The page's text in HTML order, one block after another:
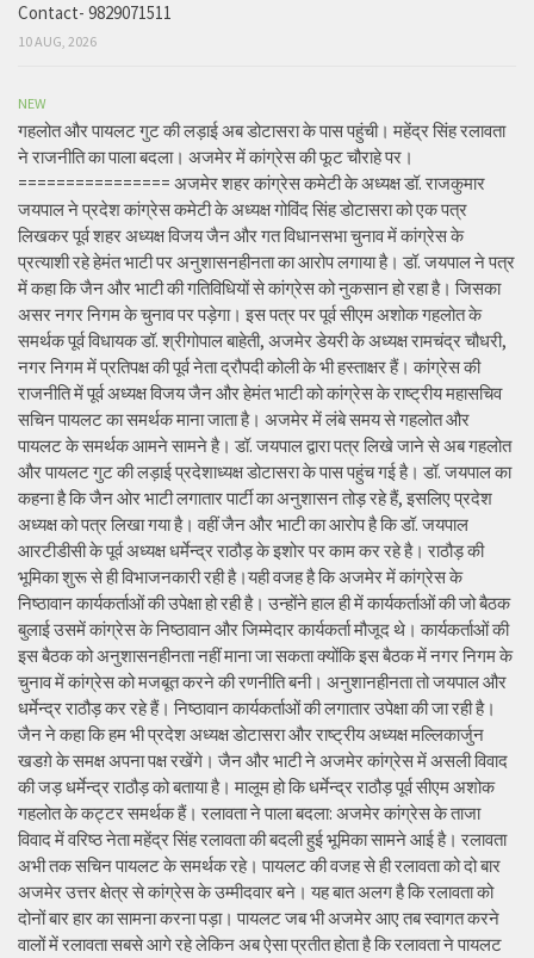
Contact- 9829071511
10 AUG, 2026
NEW
गहलोत और पायलट गुट की लड़ाई अब डोटासरा के पास पहुंची। महेंद्र सिंह रलावता
ने राजनीति का पाला बदला। अजमेर में कांग्रेस की फूट चौराहे पर।
================ अजमेर शहर कांग्रेस कमेटी के अध्यक्ष डॉ. राजकुमार
जयपाल ने प्रदेश कांग्रेस कमेटी के अध्यक्ष गोविंद सिंह डोटासरा को एक पत्र
लिखकर पूर्व शहर अध्यक्ष विजय जैन और गत विधानसभा चुनाव में कांग्रेस के
प्रत्याशी रहे हेमंत भाटी पर अनुशासनहीनता का आरोप लगाया है। डॉ. जयपाल ने पत्र
में कहा कि जैन और भाटी की गतिविधियों से कांग्रेस को नुकसान हो रहा है। जिसका
असर नगर निगम के चुनाव पर पड़ेगा। इस पत्र पर पूर्व सीएम अशोक गहलोत के
समर्थक पूर्व विधायक डॉ. श्रीगोपाल बाहेती, अजमेर डेयरी के अध्यक्ष रामचंद्र चौधरी,
नगर निगम में प्रतिपक्ष की पूर्व नेता द्रौपदी कोली के भी हस्ताक्षर हैं। कांग्रेस की
राजनीति में पूर्व अध्यक्ष विजय जैन और हेमंत भाटी को कांग्रेस के राष्ट्रीय महासचिव
सचिन पायलट का समर्थक माना जाता है। अजमेर में लंबे समय से गहलोत और
पायलट के समर्थक आमने सामने है। डॉ. जयपाल द्वारा पत्र लिखे जाने से अब गहलोत
और पायलट गुट की लड़ाई प्रदेशाध्यक्ष डोटासरा के पास पहुंच गई है। डॉ. जयपाल का
कहना है कि जैन ओर भाटी लगातार पार्टी का अनुशासन तोड़ रहे हैं, इसलिए प्रदेश
अध्यक्ष को पत्र लिखा गया है। वहीं जैन और भाटी का आरोप है कि डॉ. जयपाल
आरटीडीसी के पूर्व अध्यक्ष धर्मेन्द्र राठौड़ के इशोर पर काम कर रहे है। राठौड़ की
भूमिका शुरू से ही विभाजनकारी रही है।यही वजह है कि अजमेर में कांग्रेस के
निष्ठावान कार्यकर्ताओं की उपेक्षा हो रही है। उन्होंने हाल ही में कार्यकर्ताओं की जो बैठक
बुलाई उसमें कांग्रेस के निष्ठावान और जिम्मेदार कार्यकर्ता मौजूद थे। कार्यकर्ताओं की
इस बैठक को अनुशासनहीनता नहीं माना जा सकता क्योंकि इस बैठक में नगर निगम के
चुनाव में कांग्रेस को मजबूत करने की रणनीति बनी। अनुशानहीनता तो जयपाल और
धर्मेन्द्र राठौड़ कर रहे हैं। निष्ठावान कार्यकर्ताओं की लगातार उपेक्षा की जा रही है।
जैन ने कहा कि हम भी प्रदेश अध्यक्ष डोटासरा और राष्ट्रीय अध्यक्ष मल्लिकार्जुन
खडग़े के समक्ष अपना पक्ष रखेंगे। जैन और भाटी ने अजमेर कांग्रेस में असली विवाद
की जड़ धर्मेन्द्र राठौड़ को बताया है। मालूम हो कि धर्मेन्द्र राठौड़ पूर्व सीएम अशोक
गहलोत के कट्टर समर्थक हैं। रलावता ने पाला बदला: अजमेर कांग्रेस के ताजा
विवाद में वरिष्ठ नेता महेंद्र सिंह रलावता की बदली हुई भूमिका सामने आई है। रलावता
अभी तक सचिन पायलट के समर्थक रहे। पायलट की वजह से ही रलावता को दो बार
अजमेर उत्तर क्षेत्र से कांग्रेस के उम्मीदवार बने। यह बात अलग है कि रलावता को
दोनों बार हार का सामना करना पड़ा। पायलट जब भी अजमेर आए तब स्वागत करने
वालों में रलावता सबसे आगे रहे लेकिन अब ऐसा प्रतीत होता है कि रलावता ने पायलट